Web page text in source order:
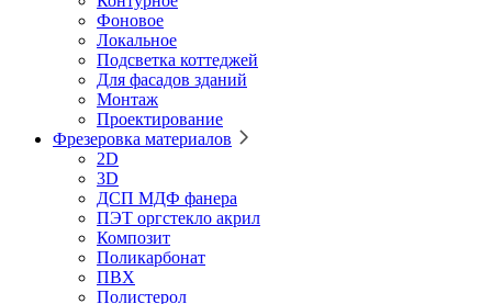
Фоновое
Локальное
Подсветка коттеджей
Для фасадов зданий
Монтаж
Проектирование
Фрезеровка материалов
2D
3D
ДСП МДФ фанера
ПЭТ оргстекло акрил
Композит
Поликарбонат
ПВХ
Полистерол